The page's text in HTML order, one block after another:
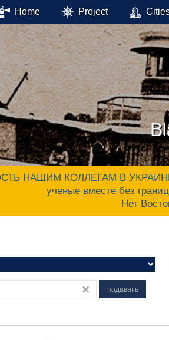
Home Project
НАШИМ КОЛЛЕГАМ В УКРАИНЕ.
ученые вместе без
Нет